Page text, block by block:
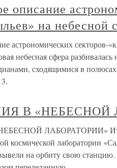
описание
на небесной
астрономических секторов-
небесная сфера
сходящимися в
В «НЕБЕСНОЙ
ЛАБОРАТОРИИ» Итак,
космической лаборатории
на орбиту свою станцию.